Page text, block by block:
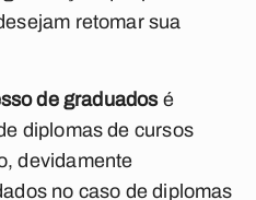
retomar sua
de graduadosé
diplomas de cursos
devidamente
no caso de diplomas